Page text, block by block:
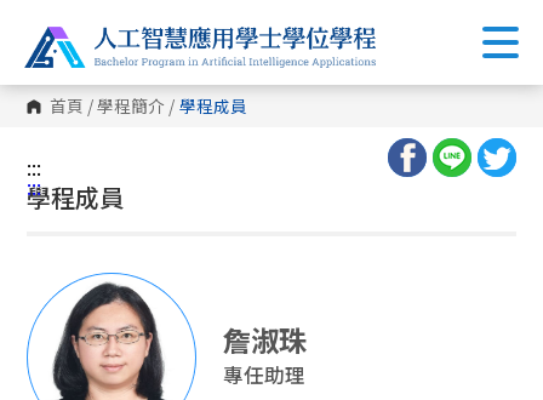
首頁 /學程簡介 / 學程成員
:::
:::
學程成員
詹淑珠
專任助理